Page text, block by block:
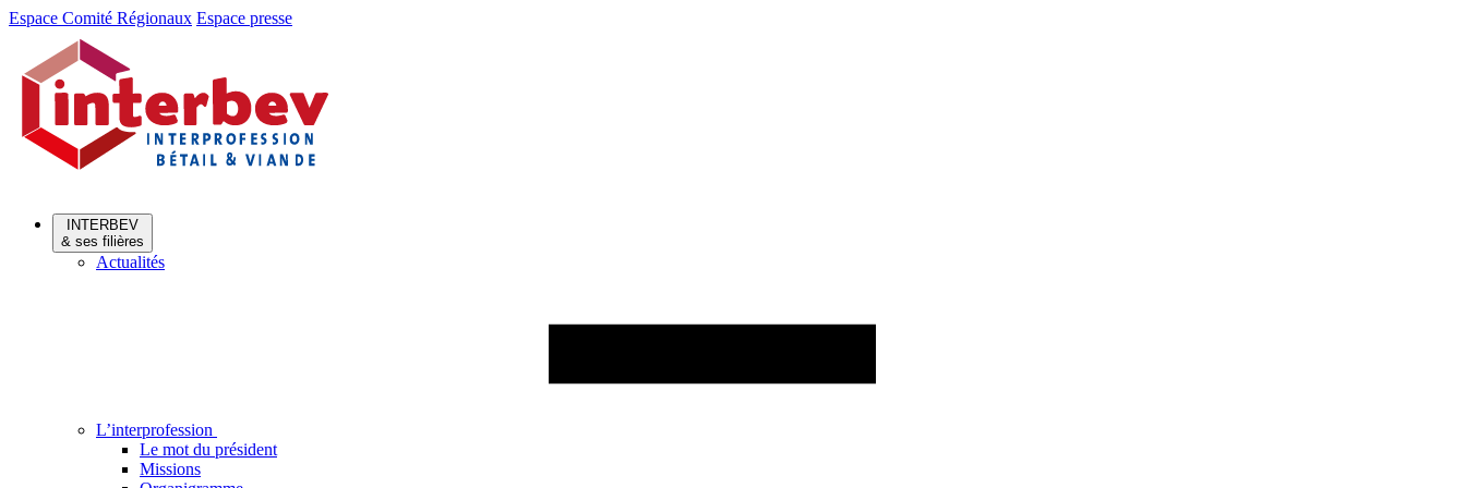
Aller
Aller
contenu
Espace Comité Régionaux Espace presse
INTERBEV
& ses filières
Actualités
L’interprofession
Le mot du président
Missions